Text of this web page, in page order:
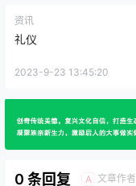
资讯
礼仪
2023-9-23 13:45:20
0 条回复 A 文章作者